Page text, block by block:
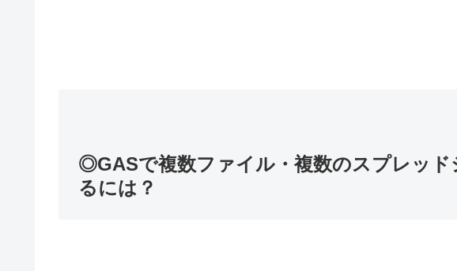
◎GASで複数ファイル・複数のスプレッド
るには？